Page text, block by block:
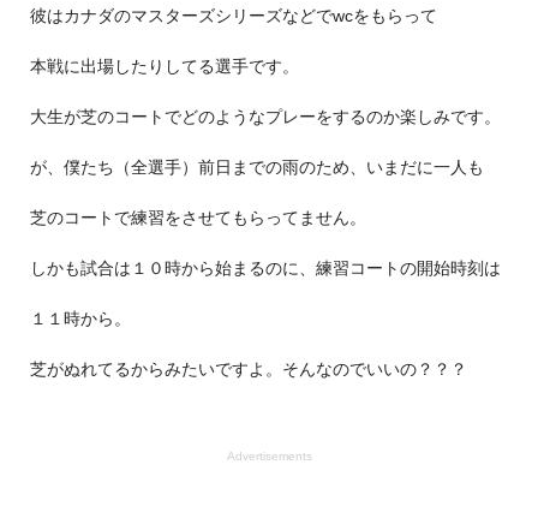
彼はカナダのマスターズシリーズなどでwcをもらって
本戦に出場したりしてる選手です。
大生が芝のコートでどのようなプレーをするのか楽しみです。
が、僕たち（全選手）前日までの雨のため、いまだに一人も
芝のコートで練習をさせてもらってません。
しかも試合は１０時から始まるのに、練習コートの開始時刻は
１１時から。
芝がぬれてるからみたいですよ。そんなのでいいの？？？
Advertisements